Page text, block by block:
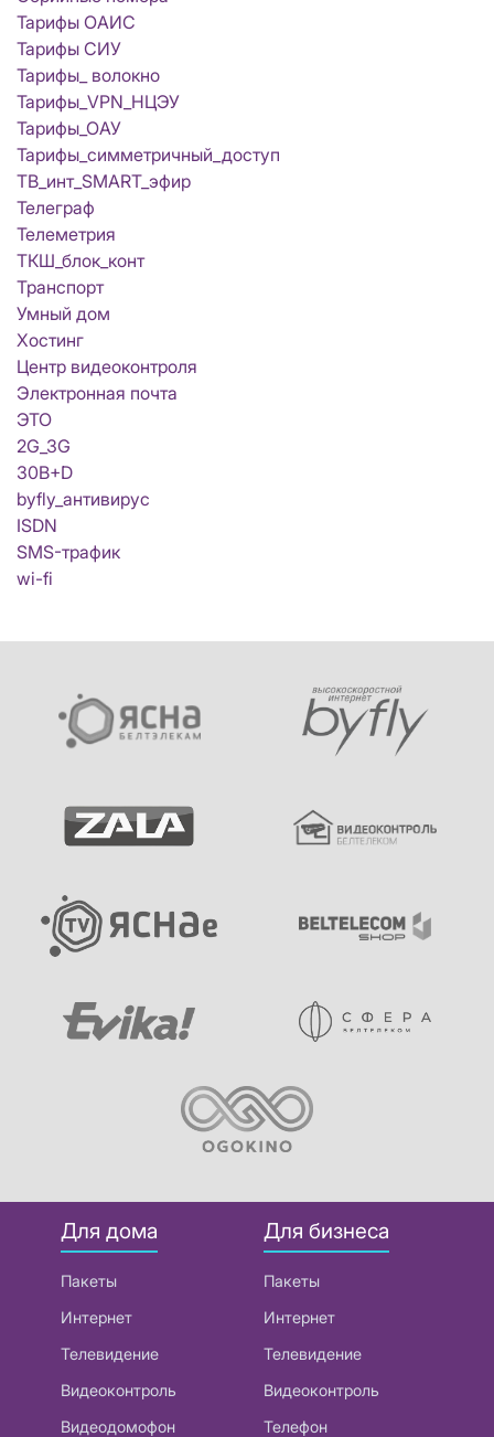
Тарифы ОАИС
Тарифы СИУ
Тарифы_ волокно
Тарифы_VPN_НЦЭУ
Тарифы_ОАУ
Тарифы_симметричный_доступ
ТВ_инт_SMART_эфир
Телеграф
Телеметрия
ТКШ_блок_конт
Транспорт
Умный дом
Хостинг
Центр видеоконтроля
Электронная почта
ЭТО
2G_3G
30B+D
byfly_антивирус
ISDN
SMS-трафик
wi-fi
Для дома
Пакеты
Интернет
Телевидение
Видеоконтроль
Видеодомофон
Для бизнеса
Пакеты
Интернет
Телевидение
Видеоконтроль
Телефон